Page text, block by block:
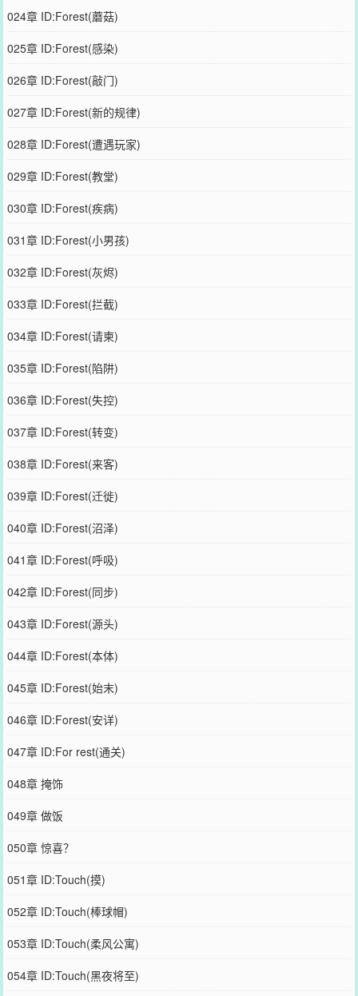
024章 ID:Forest(蘑菇)
025章 ID:Forest(感染)
026章 ID:Forest(敲门)
027章 ID:Forest(新的规律)
028章 ID:Forest(遭遇玩家)
029章 ID:Forest(教堂)
030章 ID:Forest(疾病)
031章 ID:Forest(小男孩)
032章 ID:Forest(灰烬)
033章 ID:Forest(拦截)
034章 ID:Forest(请柬)
035章 ID:Forest(陷阱)
036章 ID:Forest(失控)
037章 ID:Forest(转变)
038章 ID:Forest(来客)
039章 ID:Forest(迁徙)
040章 ID:Forest(沼泽)
041章 ID:Forest(呼吸)
042章 ID:Forest(同步)
043章 ID:Forest(源头)
044章 ID:Forest(本体)
045章 ID:Forest(始末)
046章 ID:Forest(安详)
047章 ID:For rest(通关)
048章 掩饰
049章 做饭
050章 惊喜？
051章 ID:Touch(摸)
052章 ID:Touch(棒球帽)
053章 ID:Touch(柔风公寓)
054章 ID:Touch(黑夜将至)